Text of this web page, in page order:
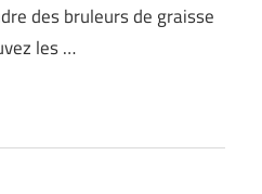
des bruleurs de graisse
les …